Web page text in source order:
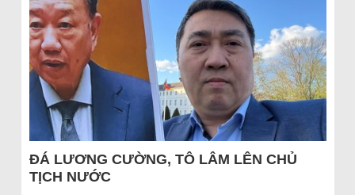
ĐÁ LƯƠNG CƯỜNG, TÔ LÂM LÊN CHỦ
TỊCH NƯỚC